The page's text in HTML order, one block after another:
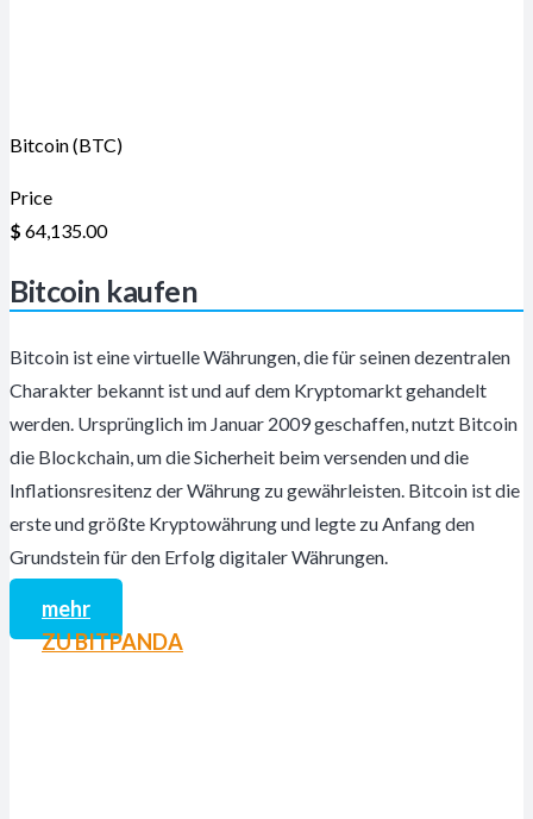
Bitcoin (BTC)
Price
$ 64,135.00
Bitcoin kaufen
Bitcoin ist eine virtuelle Währungen, die für seinen dezentralen
Charakter bekannt ist und auf dem Kryptomarkt gehandelt
werden. Ursprünglich im Januar 2009 geschaffen, nutzt Bitcoin
die Blockchain, um die Sicherheit beim versenden und die
Inflationsresitenz der Währung zu gewährleisten. Bitcoin ist die
erste und größte Kryptowährung und legte zu Anfang den
Grundstein für den Erfolg digitaler Währungen.
mehr
ZU BITPANDA